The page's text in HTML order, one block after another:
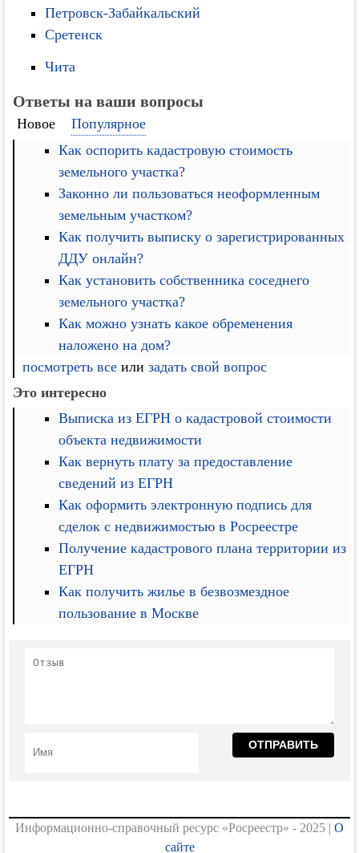
Петровск-Забайкальский
Сретенск
Чита
Ответы на ваши вопросы
Новое
Популярное
Как оспорить кадастровую стоимость
земельного участка?
Законно ли пользоваться неоформленным
земельным участком?
Как получить выписку о зарегистрированных
ДДУ онлайн?
Как установить собственника соседнего
земельного участка?
Как можно узнать какое обременения
наложено на дом?
посмотреть все илизадать свой вопрос
Это интересно
Выписка из ЕГРН о кадастровой стоимости
объекта недвижимости
Как вернуть плату за предоставление
сведений из ЕГРН
Как оформить электронную подпись для
сделок с недвижимостью в Росреестре
Получение кадастрового плана территории из
ЕГРН
Как получить жилье в безвозмездное
пользование в Москве
Информационно-справочный ресурс «Росреестр» - 2025 | О
сайте